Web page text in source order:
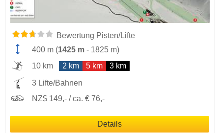
Bewertung Pisten/Lifte
400 m (1425 m - 1825 m)
10 km
2 km 5 km 3 km
3 Lifte/Bahnen
NZ$ 149,- / ca. € 76,-
Details